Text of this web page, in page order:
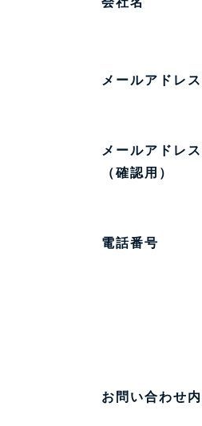
メールアドレス
メールアドレス
（確認用）
電話番号
お問い合わせ